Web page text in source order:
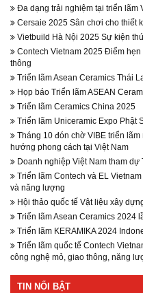
Đa dạng trải nghiệm tại triển lãm
Cersaie 2025 Sân chơi cho thiết
Vietbuild Hà Nội 2025 Sự kiện
Contech Vietnam 2025 Điểm
thông
Triển lãm Asean Ceramics Thái
Họp báo Triển lãm ASEAN
Triển lãm Ceramics China 2025
Triển lãm Uniceramic Expo Phật
Tháng 10 đón chờ VIBE triển
hướng phong cách tại Việt Nam
Doanh nghiệp Việt Nam tham
Triển lãm Contech và EL
và năng lượng
Hội thảo quốc tế Vật liệu xây
Triển lãm Asean Ceramics 2024
Triển lãm KERAMIKA 2024
Triển lãm quốc tế Contech
công nghệ mỏ, giao thông, năng
TIN NỔI BẬT